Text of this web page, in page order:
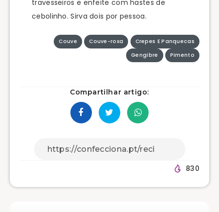
travesseiros e enfeite com hastes de
cebolinho. Sirva dois por pessoa.
Couve Couve-roxa
Crepes E Panquecas
Gengibre
Pimento
Compartilhar artigo:
830